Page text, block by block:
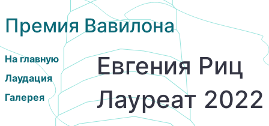
Премия Вавилона
Евгения Риц
Лауреат 2022
На главную
Лаудация
Галерея